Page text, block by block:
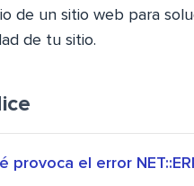
de un sitio web para
de tu sitio.
provoca el error